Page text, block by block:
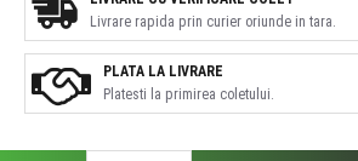
PLATA LA LIVRARE
Platesti la primirea coletului.
Livrare rapida prin curier oriunde in tara.